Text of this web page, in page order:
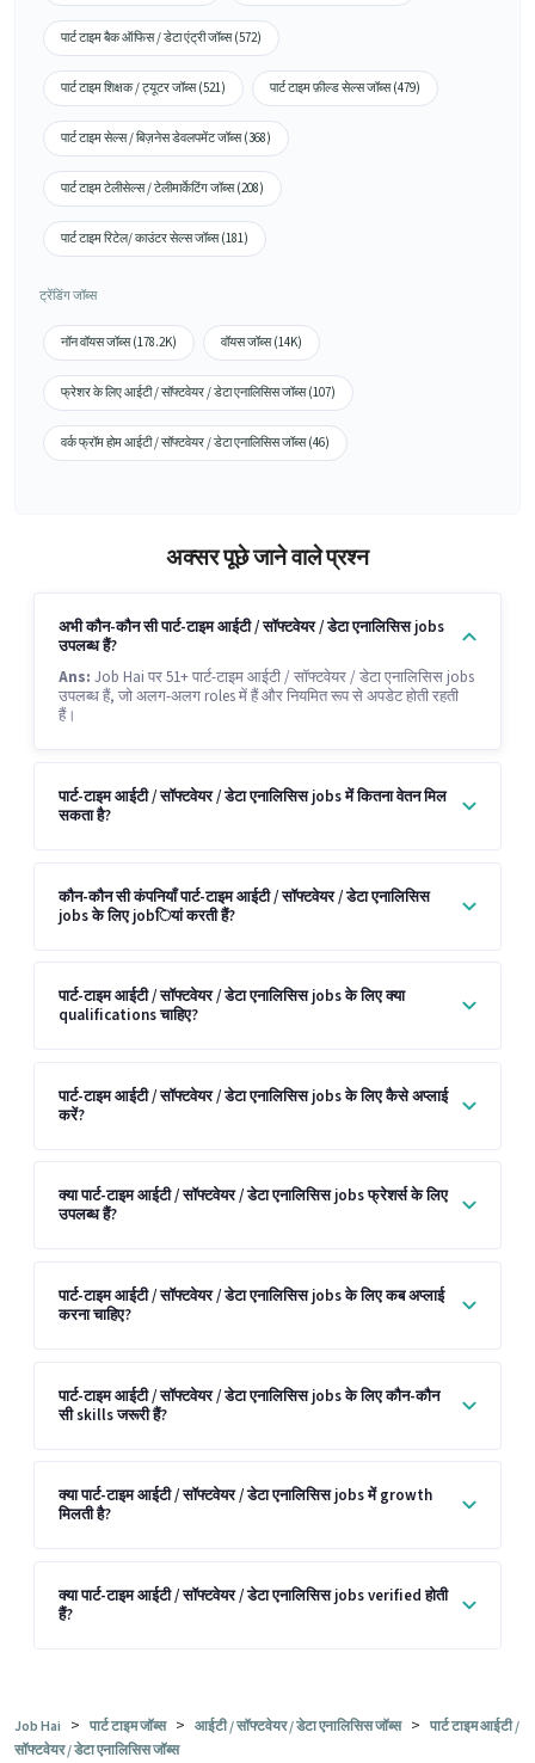
पार्ट टाइम बैक ऑफिस / डेटा एंट्री जॉब्स (572)
पार्ट टाइम शिक्षक / ट्यूटर जॉब्स (521) पार्ट टाइम फ़ील्ड सेल्स जॉब्स (479)
पार्ट टाइम सेल्स / बिज़नेस डेवलपमेंट जॉब्स (368)
पार्ट टाइम टेलीसेल्स / टेलीमार्केटिंग जॉब्स (208)
पार्ट टाइम रिटेल/ काउंटर सेल्स जॉब्स (181)
ट्रेंडिंग जॉब्स
नॉन वॉयस जॉब्स (178.2K) वॉयस जॉब्स (14K)
फ्रेशर के लिए आईटी / सॉफ्टवेयर / डेटा एनालिसिस जॉब्स (107)
वर्क फ्रॉम होम आईटी / सॉफ्टवेयर / डेटा एनालिसिस जॉब्स (46)
अक्सर पूछे जाने वाले प्रश्न
अभी कौन-कौन सी पार्ट-टाइम आईटी / सॉफ्टवेयर / डेटा एनालिसिस jobs
उपलब्ध हैं?
Ans: Job Hai पर 51+ पार्ट-टाइम आईटी / सॉफ्टवेयर / डेटा एनालिसिस jobs
उपलब्ध हैं, जो अलग-अलग roles में हैं और नियमित रूप से अपडेट होती रहती
हैं।
पार्ट-टाइम आईटी / सॉफ्टवेयर / डेटा एनालिसिस jobs में कितना वेतन मिल
सकता है?
कौन-कौन सी कंपनियाँ पार्ट-टाइम आईटी / सॉफ्टवेयर / डेटा एनालिसिस
jobs के लिए jobियां करती हैं?
पार्ट-टाइम आईटी / सॉफ्टवेयर / डेटा एनालिसिस jobs के लिए क्या
qualifications चाहिए?
पार्ट-टाइम आईटी / सॉफ्टवेयर / डेटा एनालिसिस jobs के लिए कैसे अप्लाई
करें?
क्या पार्ट-टाइम आईटी / सॉफ्टवेयर / डेटा एनालिसिस jobs फ्रेशर्स के लिए
उपलब्ध हैं?
पार्ट-टाइम आईटी / सॉफ्टवेयर / डेटा एनालिसिस jobs के लिए कब अप्लाई
करना चाहिए?
पार्ट-टाइम आईटी / सॉफ्टवेयर / डेटा एनालिसिस jobs के लिए कौन-कौन
सी skills जरूरी हैं?
क्या पार्ट-टाइम आईटी / सॉफ्टवेयर / डेटा एनालिसिस jobs में growth
मिलती है?
क्या पार्ट-टाइम आईटी / सॉफ्टवेयर / डेटा एनालिसिस jobs verified होती
हैं?
Job Hai > पार्ट टाइम जॉब्स > आईटी / सॉफ्टवेयर / डेटा एनालिसिस जॉब्स > पार्ट टाइम आईटी /
सॉफ्टवेयर / डेटा एनालिसिस जॉब्स